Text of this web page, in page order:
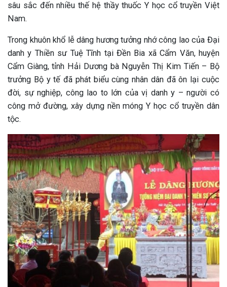
Sau Sinh Có Tự Khỏi
Thông Tin Cần Biết
phổ biến, khiến đôi bàn tay,
của chị em trở nên khô...
sâu sắc đến nhiều thế hệ thầy thuốc Y học cổ truyền Việt
Nam.
Trong khuôn khổ lễ dâng hương tưởng nhớ công lao của Đại
danh y Thiền sư Tuệ Tĩnh tại Đền Bia xã Cẩm Văn, huyện
Cẩm Giàng, tỉnh Hải Dương bà Nguyễn Thị Kim Tiến – Bộ
trưởng Bộ y tế đã phát biểu cùng nhân dân đã ôn lại cuộc
đời, sự nghiệp, công lao to lớn của vị danh y – người có
công mở đường, xây dựng nền móng Y học cổ truyền dân
tộc.